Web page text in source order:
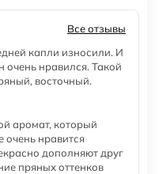
Все отзывы
капли износили. И
очень нравился. Такой
восточный.
аромат, который
нравится
дополняют друг
пряных оттенков